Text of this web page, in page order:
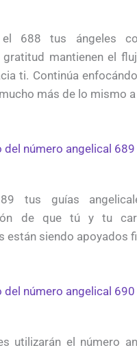
el 688 tus ángeles
mantienen el
ti. Continúa
más de lo mismo
del número angelical 689
tus guías
de que tú y tu
están siendo apoyados
del número angelical 690
utilizarán el número